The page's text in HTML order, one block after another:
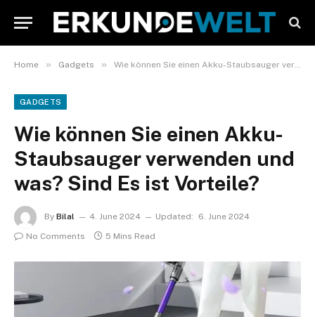
Home » Gadgets » Wie können Sie einen Akku-Staubsauger verwenden und was? Sind Es ist Vorteile?
GADGETS
Wie können Sie einen Akku-
Staubsauger verwenden und
was? Sind Es ist Vorteile?
By Bilal 4. June 2024 Updated:
6. June 2024
No Comments
5 Mins Read